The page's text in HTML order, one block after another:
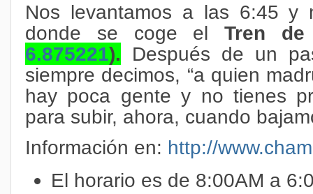
Nos levantamos a las 6:45 y
donde se coge el Tren
6.875221).
Después de un
siempre decimos, “a quien
hay poca gente y no tienes
para subir, ahora, cuando
Información en: http://
El horario es de 8:00AM a